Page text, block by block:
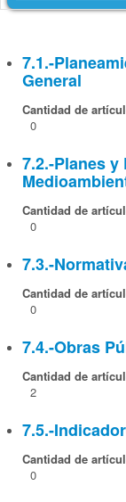
7.1.-
General
Cantidad de
0
7.2.-Planes y
Cantidad de
0
7.3.-
Cantidad de
0
7.4.-Obras
Cantidad de
2
7.5.-
Cantidad de
0